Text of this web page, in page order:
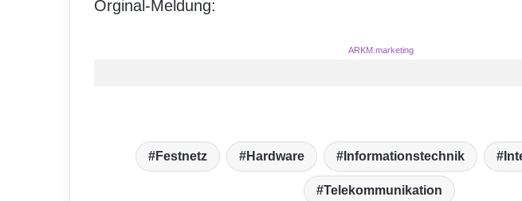
Orginal-Meldung:
ARKM.marketing
Festnetz Hardware Informationstechnik
Telekommunikation